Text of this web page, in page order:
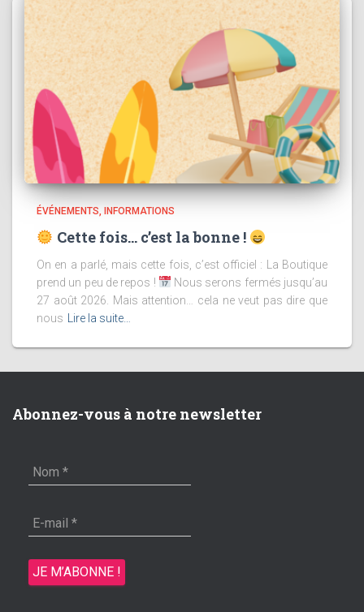
ÉVÉNEMENTS INFORMATIONS
Cette fois… c’est la bonne !
On en a parlé, mais cette fois, c’est officiel : La Boutique
prend un peu de repos !
Nous serons fermés jusqu’au
27 août 2026. Mais attention… cela ne veut pas dire que
nous
Lire la suite…
Abonnez-vous à notre newsletter